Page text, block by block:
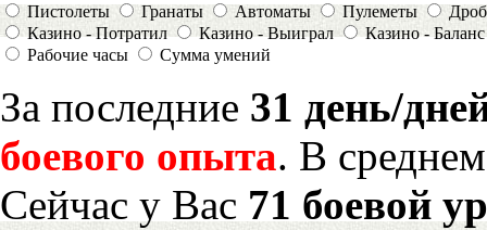
Пистолеты
Гранаты Автоматы Пулеметы
Казино - Потратил
Казино - Выиграл
Казино - Баланс
Рабочие часы
Сумма умений
За последние 31 день/
боевого опыта. В
Сейчас у Вас 71 боевой